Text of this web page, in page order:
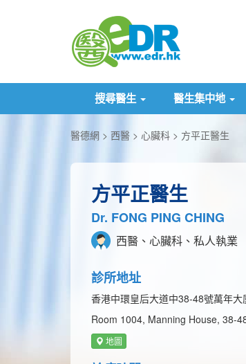
搜尋醫生 醫生集中地
醫德網 西醫 心臟科 方平正醫生
方平正醫生
Dr. FONG PING CHING
西醫、心臟科、私人執業
診所地址
香港中環皇后大道中38-48號萬年大
Room 1004, Manning House, 38-
地圖